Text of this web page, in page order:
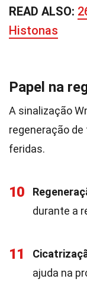
READ ALSO:
Histonas
Papel na
A sinalização
regeneração
feridas.
10
durante a
11
ajuda na